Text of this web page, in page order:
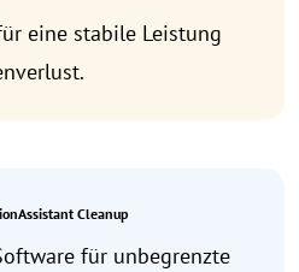
eine stabile Leistung
Cleanup
für unbegrenzte